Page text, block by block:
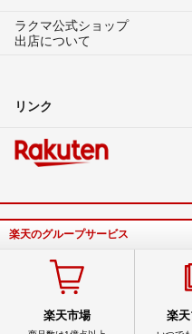
ラクマ公式ショップ
出店について
リンク
楽天のグループサービス
楽天市場 楽